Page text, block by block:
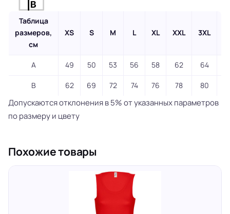
Таблица
размеров,
см
XS S M L XL XXL 3XL
A 49 50 53 56 58 62 64
B 62 69 72 74 76 78 80
Допускаются отклонения в 5% от указанных параметров
по размеру и цвету
Похожие товары